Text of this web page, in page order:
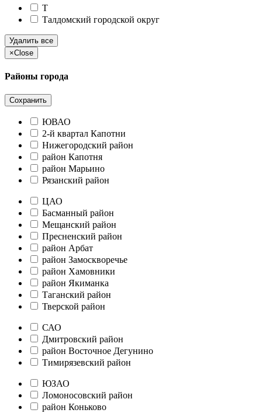
Т
Талдомский городской округ
Удалить все
×Close
Районы города
Сохранить
ЮВАО
2-й квартал Капотни
Нижегородский район
район Капотня
район Марьино
Рязанский район
ЦАО
Басманный район
Мещанский район
Пресненский район
район Арбат
район Замоскворечье
район Хамовники
район Якиманка
Таганский район
Тверской район
САО
Дмитровский район
район Восточное Дегунино
Тимирязевский район
ЮЗАО
Ломоносовский район
район Коньково